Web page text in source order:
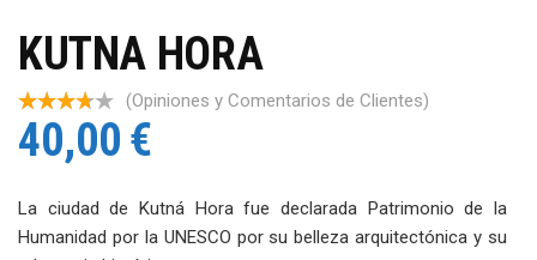
KUTNA HORA
(Opiniones y Comentarios de Clientes)
40,00 €
La ciudad de Kutná Hora fue declarada Patrimonio de la
Humanidad por la UNESCO por su belleza arquitectónica y su